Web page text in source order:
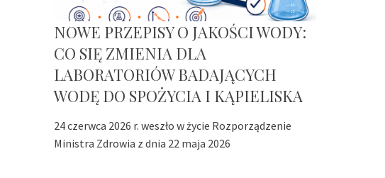
NOWE PRZEPISY O JAKOŚCI WODY:
CO SIĘ ZMIENIA DLA
LABORATORIÓW BADAJĄCYCH
WODĘ DO SPOŻYCIA I KĄPIELISKA
24 czerwca 2026 r. weszło w życie Rozporządzenie
Ministra Zdrowia z dnia 22 maja 2026